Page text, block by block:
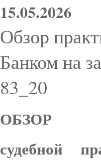
15.05.2026
Обзор
Банком на
83_20
ОБЗОР
судебной